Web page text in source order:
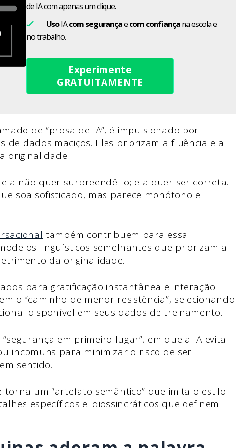
de IA com apenas um clique.
UsoIAcom segurançaecom confiançana escola e
no trabalho.
Experimente
GRATUITAMENTE
de “prosa de IA”, é impulsionado por
de dados maciços. Eles priorizam a fluência e a
originalidade.
não quer surpreendê-lo; ela quer ser correta.
soa sofisticado, mas parece monótono e
também contribuem para essa
linguísticos semelhantes que priorizam a
da originalidade.
para gratificação instantânea e interação
o “caminho de menor resistência”, selecionando
disponível em seus dados de treinamento.
em primeiro lugar”, em que a IA evita
incomuns para minimizar o risco de ser
sentido.
torna um “artefato semântico” que imita o estilo
específicos e idiossincráticos que definem